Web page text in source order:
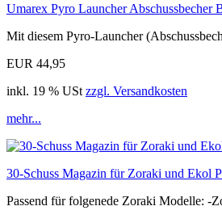
Umarex Pyro Launcher Abschussbecher
Mit diesem Pyro-Launcher
EUR 44,95
inkl. 19 % USt zzgl. Versandkosten
mehr...
30-Schuss Magazin für Zoraki und Ekol
Passend für folgenede Zoraki Modelle: -